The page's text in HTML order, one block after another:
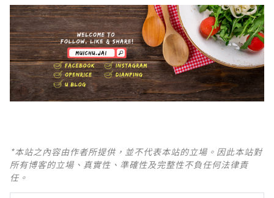
*本站之內容由作者所提供，並不代表本站的立場。因此本站對
所有博客的立場、真實性、準確性及完整性不負任何法律責
任。